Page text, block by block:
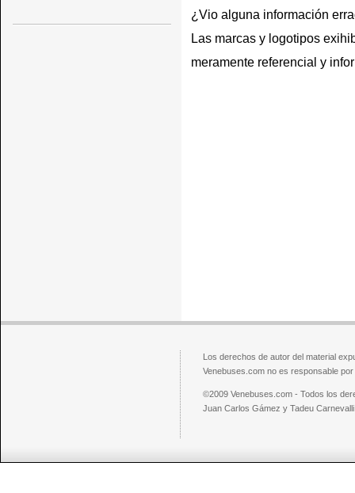
¿Vio alguna información
Las marcas y logotipos
meramente referencial y
Los derechos de autor del material
Venebuses.com no es responsable
©2009 Venebuses.com - Todos los
Juan Carlos Gámez y Tadeu Carnevalli